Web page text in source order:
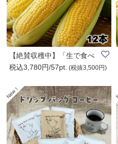
【絶賛収穫中】「生で食べ
れる。糖度18度..
税込3,780円/57pt. (税抜3,500円)